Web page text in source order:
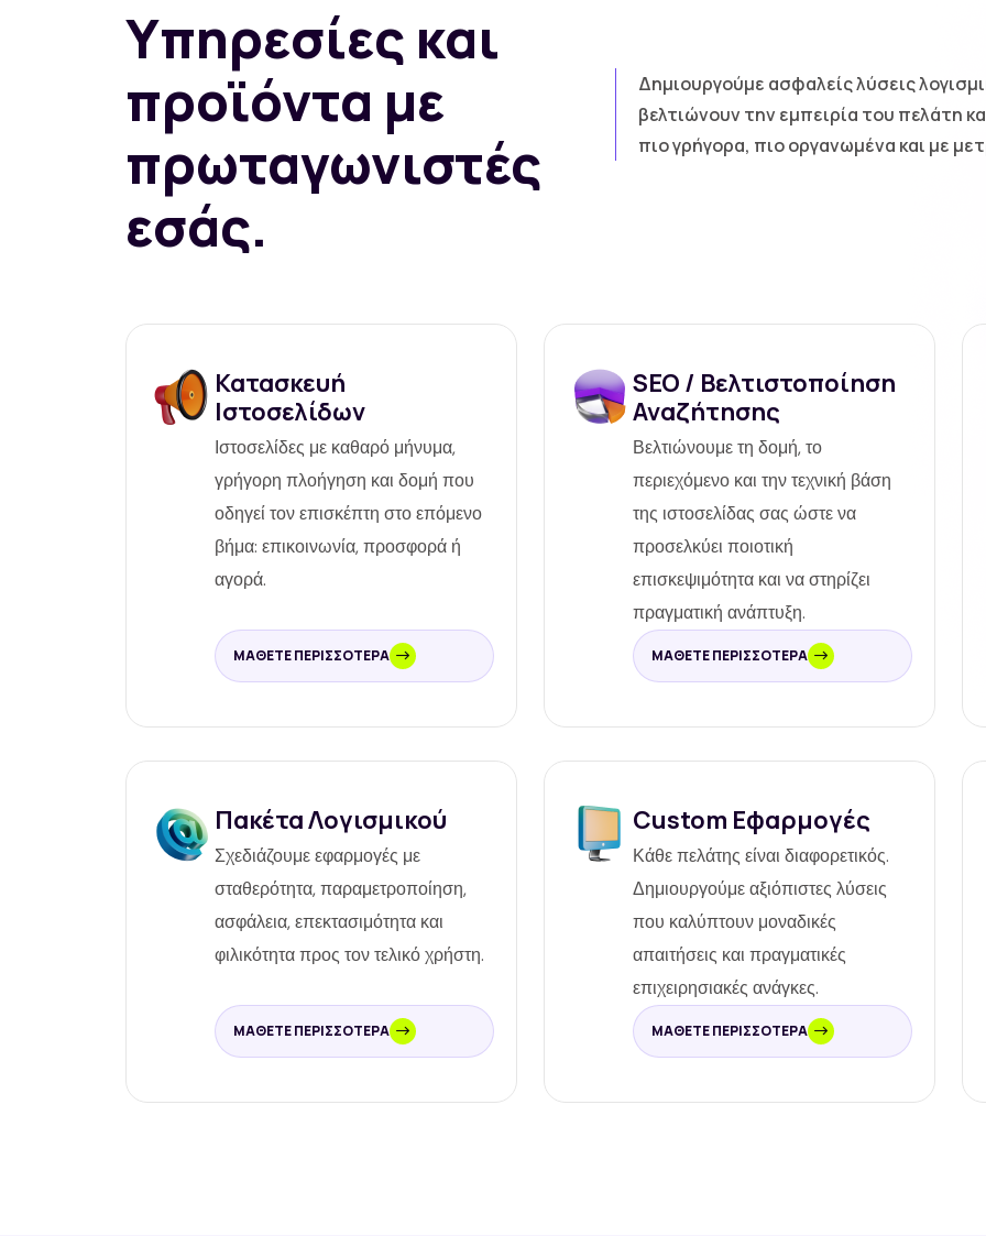
Υπηρεσίες και
προϊόντα με
πρωταγωνιστές
εσάς.
Δημιουργούμε ασφαλείς λύσεις
βελτιώνουν την εμπειρία του πελάτη
πιο γρήγορα, πιο οργανωμένα και με
Κατασκευή
Ιστοσελίδων
Ιστοσελίδες με καθαρό μήνυμα,
γρήγορη πλοήγηση και δομή που
οδηγεί τον επισκέπτη στο επόμενο
βήμα: επικοινωνία, προσφορά ή
αγορά.
ΜΆΘΕΤΕ ΠΕΡΙΣΣΌΤΕΡΑ
SEO / Βελτιστοποίηση
Αναζήτησης
Βελτιώνουμε τη δομή, το
περιεχόμενο και την τεχνική βάση
της ιστοσελίδας σας ώστε να
προσελκύει ποιοτική
επισκεψιμότητα και να στηρίζει
πραγματική ανάπτυξη.
ΜΆΘΕΤΕ ΠΕΡΙΣΣΌΤΕΡΑ
Πακέτα Λογισμικού
Σχεδιάζουμε εφαρμογές με
σταθερότητα, παραμετροποίηση,
ασφάλεια, επεκτασιμότητα και
φιλικότητα προς τον τελικό χρήστη.
ΜΆΘΕΤΕ ΠΕΡΙΣΣΌΤΕΡΑ
Custom Εφαρμογές
Κάθε πελάτης είναι διαφορετικός.
Δημιουργούμε αξιόπιστες λύσεις
που καλύπτουν μοναδικές
απαιτήσεις και πραγματικές
επιχειρησιακές ανάγκες.
ΜΆΘΕΤΕ ΠΕΡΙΣΣΌΤΕΡΑ